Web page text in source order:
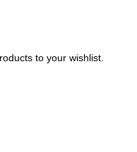
to your wishlist.